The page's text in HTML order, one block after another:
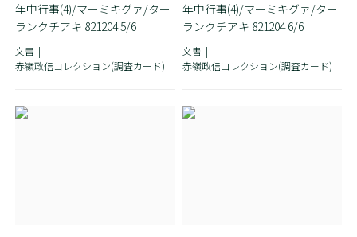
年中行事(4)/マーミキグァ/ター
ランクチアキ 821204 5/6
文書
赤嶺政信コレクション(調査カード)
年中行事(4)/マーミキグァ/ター
ランクチアキ 821204 6/6
文書
赤嶺政信コレクション(調査カード)